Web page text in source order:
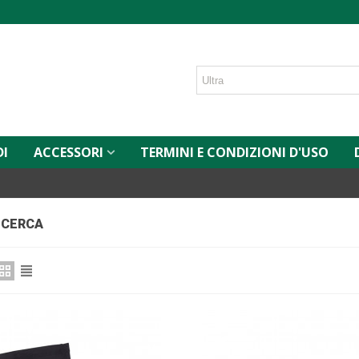
ACCESSORI TERMINI E CONDIZIONI D'USO